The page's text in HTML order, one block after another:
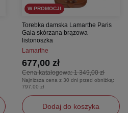
W PROMOCJI
Torebka damska Lamarthe Paris
Gaia skórzana brązowa
listonoszka
Lamarthe
Cena katalogowa:1 349,00 zł
677,00 zł
Najniższa cena z 30 dni przed obniżką:
797,00 zł
Dodaj do koszyka